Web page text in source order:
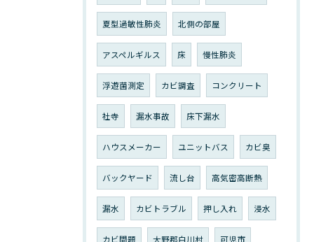
夏型過敏性肺炎 北側の部屋
アスペルギルス 床 慢性肺炎
浮遊菌測定 カビ調査 コンクリート
社寺 漏水事故 床下漏水
ハウスメーカー ユニットバス カビ臭
バックヤード 流し台 高気密高断熱
漏水 カビトラブル 押し入れ 浸水
カビ問題 大野郡白川村 可児市